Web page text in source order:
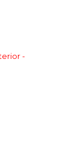
-